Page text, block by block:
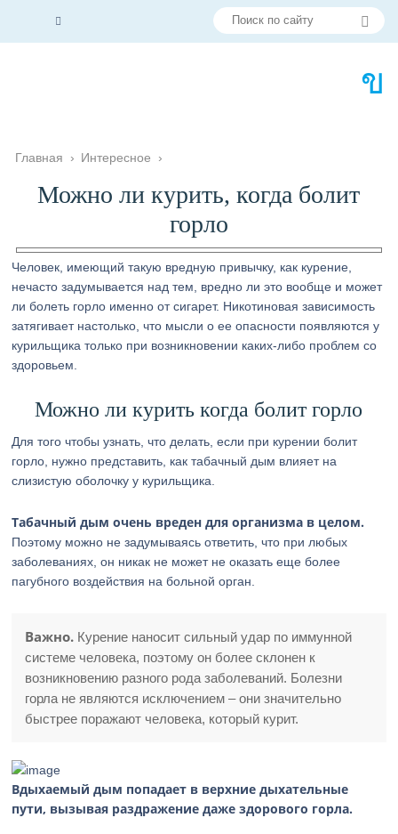
Главная › Интересное ›
Можно ли курить, когда болит
горло
Человек, имеющий такую вредную привычку, как курение,
нечасто задумывается над тем, вредно ли это вообще и может
ли болеть горло именно от сигарет. Никотиновая зависимость
затягивает настолько, что мысли о ее опасности появляются у
курильщика только при возникновении каких-либо проблем со
здоровьем.
Можно ли курить когда болит горло
Для того чтобы узнать, что делать, если при курении болит
горло, нужно представить, как табачный дым влияет на
слизистую оболочку у курильщика.
Табачный дым очень вреден для организма в целом.
Поэтому можно не задумываясь ответить, что при любых
заболеваниях, он никак не может не оказать еще более
пагубного воздействия на больной орган.
Важно. Курение наносит сильный удар по иммунной
системе человека, поэтому он более склонен к
возникновению разного рода заболеваний. Болезни
горла не являются исключением – они значительно
быстрее поражают человека, который курит.
Вдыхаемый дым попадает в верхние дыхательные
пути, вызывая раздражение даже здорового горла.